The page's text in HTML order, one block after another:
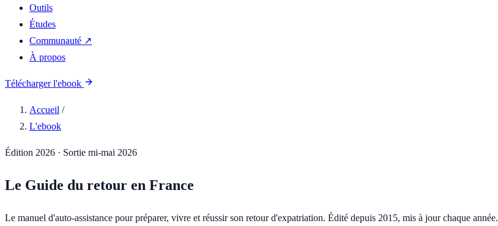
Outils
Études
Communauté ↗
À propos
Télécharger l'ebook
Accueil /
L'ebook
Édition 2026 · Sortie mi-mai 2026
Le Guide du retour en France
Le manuel d'auto-assistance pour préparer, vivre et réussir son retour d'expatriation. Édité depuis 2015, mis à jour chaque année.